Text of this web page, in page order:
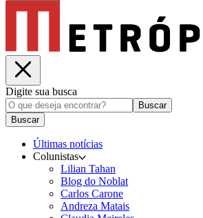
Digite sua busca
Buscar
Buscar
Últimas notícias
Colunistas
Lilian Tahan
Blog do Noblat
Carlos Carone
Andreza Matais